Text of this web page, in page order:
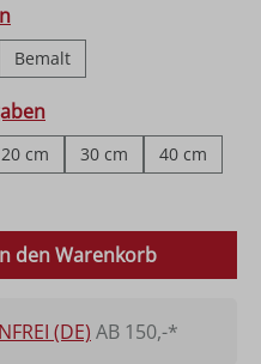
Bemalt
20 cm 30 cm
40 cm
den gewünschten
den Warenkorb
(DE) AB 150,-*